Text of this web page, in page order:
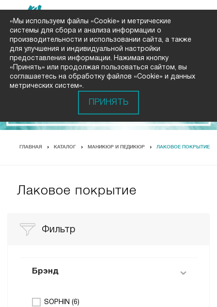
ГЛАВНАЯ КАТАЛОГ МАНИКЮР И ПЕДИКЮР ЛАКОВОЕ ПОКРЫТИЕ
Лаковое покрытие
Фильтр
Брэнд
SOPHIN (6)
«Мы используем файлы «Cookie» и метрические
системы для сбора и анализа информации о
производительности и использовании сайта, а также
для улучшения и индивидуальной настройки
предоставления информации. Нажимая кнопку
«Принять» или продолжая пользоваться сайтом, вы
соглашаетесь на обработку файлов «Cookie» и данных
метрических систем».
ПРИНЯТЬ